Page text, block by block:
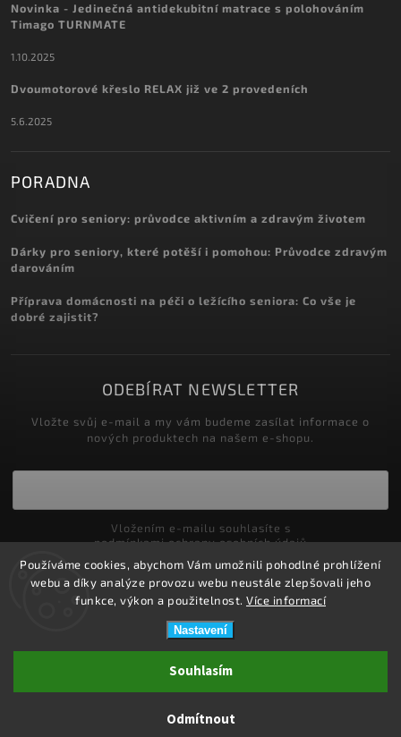
Používáme cookies, abychom Vám umožnili pohodlné prohlížení
webu a díky analýze provozu webu neustále zlepšovali jeho
funkce, výkon a použitelnost. Více informací
Nastavení
Odmítnout
Souhlasím
Novinka - Jedinečná antidekubitní matrace s polohováním
Timago TURNMATE
1.10.2025
Dvoumotorové křeslo RELAX již ve 2 provedeních
5.6.2025
PORADNA
Cvičení pro seniory: průvodce aktivním a zdravým životem
Dárky pro seniory, které potěší i pomohou: Průvodce zdravým
darováním
Příprava domácnosti na péči o ležícího seniora: Co vše je
dobré zajistit?
ODEBÍRAT NEWSLETTER
Vložte svůj e-mail a my vám budeme zasílat informace o
nových produktech na našem e-shopu.
podmínkami ochrany osobních údajů
Přihlásit se
ZDRAVOTNÍ POTŘEBY DRDLOVÁ
Upravit nastavení cookies